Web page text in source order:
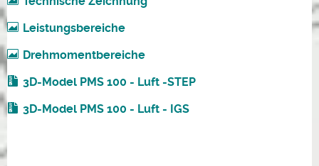
Leistungsbereiche
Drehmomentbereiche
3D-Model PMS 100 - Luft -STEP
3D-Model PMS 100 - Luft - IGS